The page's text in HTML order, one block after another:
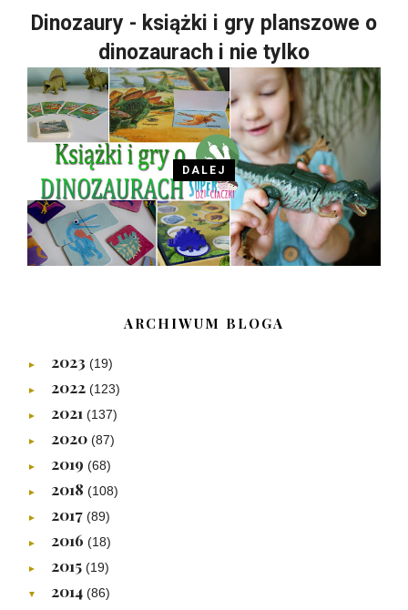
Dinozaury - książki i gry planszowe o
dinozaurach i nie tylko
DALEJ
ARCHIWUM BLOGA
► 2023 (19)
► 2022 (123)
► 2021 (137)
► 2020 (87)
► 2019 (68)
► 2018 (108)
► 2017 (89)
► 2016 (18)
► 2015 (19)
▼ 2014 (86)